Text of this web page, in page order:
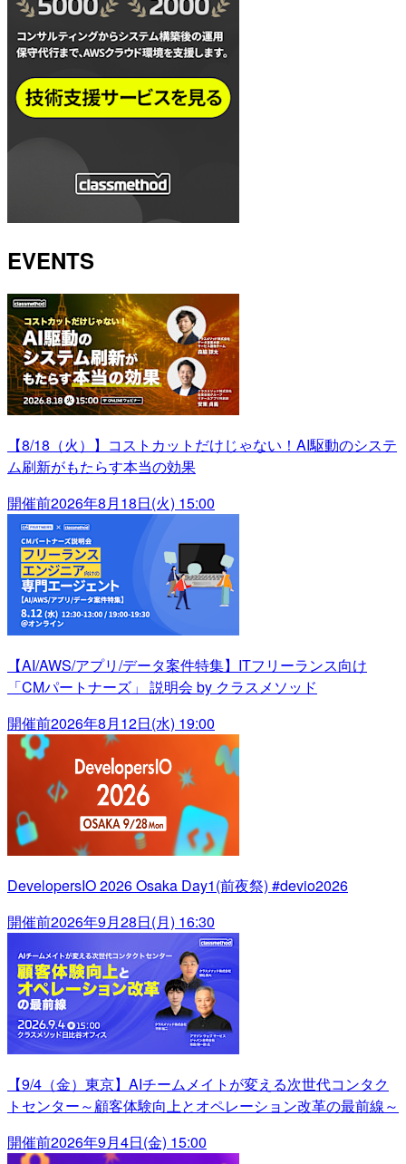
EVENTS
【8/18（火）】コストカットだけじゃない！AI駆動のシステ
ム刷新がもたらす本当の効果
開催前2026年8月18日(火) 15:00
【AI/AWS/アプリ/データ案件特集】ITフリーランス向け
「CMパートナーズ」 説明会 by クラスメソッド
開催前2026年8月12日(水) 19:00
DevelopersIO 2026 Osaka Day1(前夜祭) #devio2026
開催前2026年9月28日(月) 16:30
【9/4（金）東京】AIチームメイトが変える次世代コンタク
トセンター～顧客体験向上とオペレーション改革の最前線～
開催前2026年9月4日(金) 15:00